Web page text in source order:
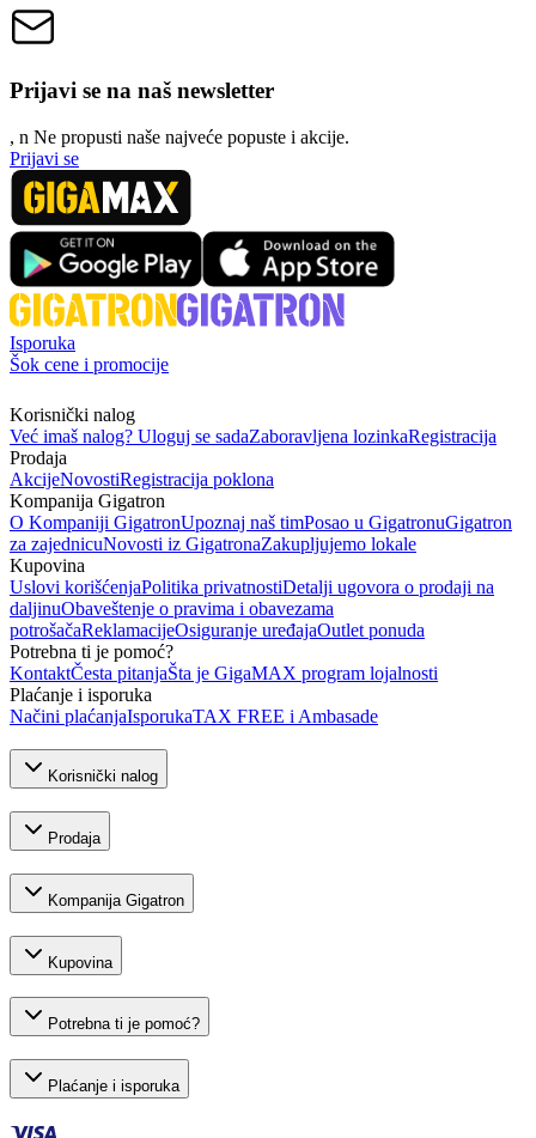
Prijavi se na naš newsletter
, n Ne propusti naše najveće popuste i akcije.
Prijavi se
Isporuka
Šok cene i promocije
Korisnički nalog
Već imaš nalog? Uloguj se sadaZaboravljena lozinkaRegistracija
Prodaja
AkcijeNovostiRegistracija poklona
Kompanija Gigatron
O Kompaniji GigatronUpoznaj naš timPosao u GigatronuGigatron
za zajednicuNovosti iz GigatronaZakupljujemo lokale
Kupovina
Uslovi korišćenjaPolitika privatnostiDetalji ugovora o prodaji na
daljinuObaveštenje o pravima i obavezama
potrošačaReklamacijeOsiguranje uređajaOutlet ponuda
Potrebna ti je pomoć?
KontaktČesta pitanjaŠta je GigaMAX program lojalnosti
Plaćanje i isporuka
Načini plaćanjaIsporukaTAX FREE i Ambasade
Korisnički nalog
Prodaja
Kompanija Gigatron
Kupovina
Potrebna ti je pomoć?
Plaćanje i isporuka